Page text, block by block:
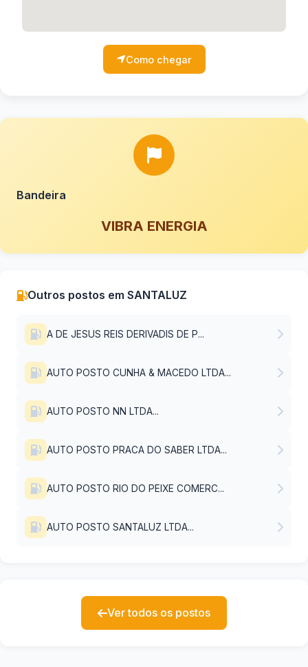
Como chegar
Bandeira
VIBRA ENERGIA
Outros postos em SANTALUZ
A DE JESUS REIS DERIVADIS DE P...
AUTO POSTO CUNHA & MACEDO LTDA...
AUTO POSTO NN LTDA...
AUTO POSTO PRACA DO SABER LTDA...
AUTO POSTO RIO DO PEIXE COMERC...
AUTO POSTO SANTALUZ LTDA...
Ver todos os postos